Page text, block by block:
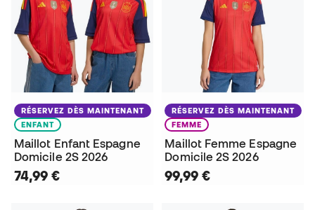
RÉSERVEZ DÈS MAINTENANT
ENFANT
Maillot Enfant Espagne
Domicile 2S 2026
74,99 €
RÉSERVEZ DÈS MAINTENANT
FEMME
Maillot Femme Espagne
Domicile 2S 2026
99,99 €